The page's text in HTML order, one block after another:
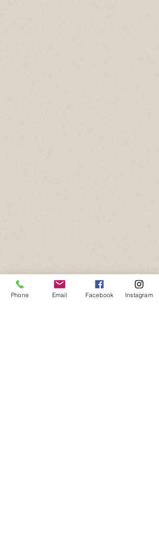
Phone Email Facebook Instagram